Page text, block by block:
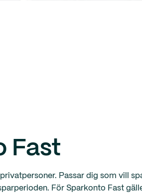
Fast
Passar dig som vill
För Sparkonto Fast